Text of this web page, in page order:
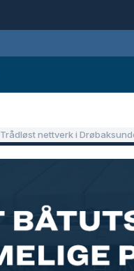
Trådløst nettverk i